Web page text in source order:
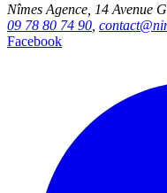
Nîmes Agence, 14 Avenue
09 78 80 74 90
Facebook